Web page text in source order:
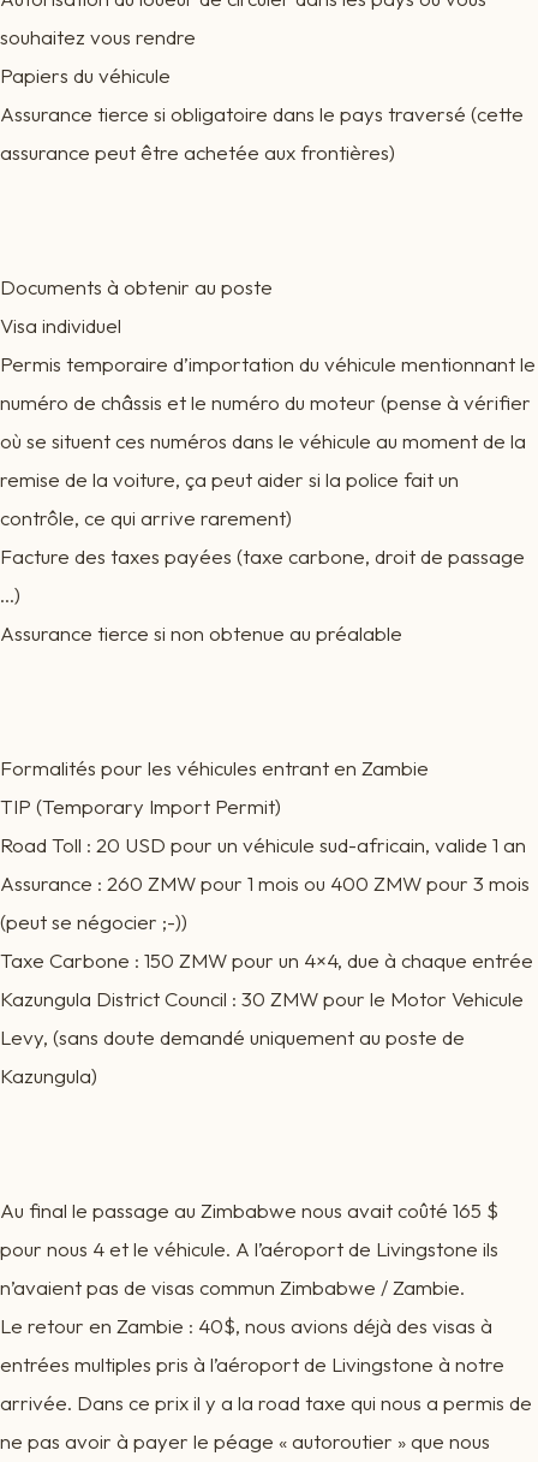
souhaitez vous rendre
Papiers du véhicule
Assurance tierce si obligatoire dans le pays traversé (cette
assurance peut être achetée aux frontières)
Documents à obtenir au poste
Visa individuel
Permis temporaire d’importation du véhicule mentionnant le
numéro de châssis et le numéro du moteur (pense à vérifier
où se situent ces numéros dans le véhicule au moment de la
remise de la voiture, ça peut aider si la police fait un
contrôle, ce qui arrive rarement)
Facture des taxes payées (taxe carbone, droit de passage
…)
Assurance tierce si non obtenue au préalable
Formalités pour les véhicules entrant en Zambie
TIP (Temporary Import Permit)
Road Toll : 20 USD pour un véhicule sud-africain, valide 1 an
Assurance : 260 ZMW pour 1 mois ou 400 ZMW pour 3 mois
(peut se négocier ;-))
Taxe Carbone : 150 ZMW pour un 4×4, due à chaque entrée
Kazungula District Council : 30 ZMW pour le Motor Vehicule
Levy, (sans doute demandé uniquement au poste de
Kazungula)
Au final le passage au Zimbabwe nous avait coûté 165 $
pour nous 4 et le véhicule. A l’aéroport de Livingstone ils
n’avaient pas de visas commun Zimbabwe / Zambie.
Le retour en Zambie : 40$, nous avions déjà des visas à
entrées multiples pris à l’aéroport de Livingstone à notre
arrivée. Dans ce prix il y a la road taxe qui nous a permis de
ne pas avoir à payer le péage « autoroutier » que nous